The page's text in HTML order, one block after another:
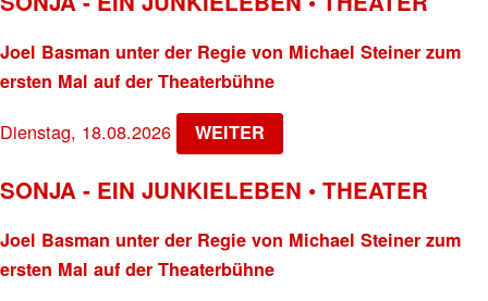
Joel Basman unter der Regie von Michael Steiner zum
ersten Mal auf der Theaterbühne
Dienstag, 18.08.2026 WEITER
SONJA - EIN JUNKIELEBEN • THEATER
Joel Basman unter der Regie von Michael Steiner zum
ersten Mal auf der Theaterbühne